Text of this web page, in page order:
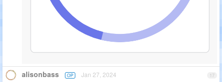
17
alisonbass OP Jan 27, 2024